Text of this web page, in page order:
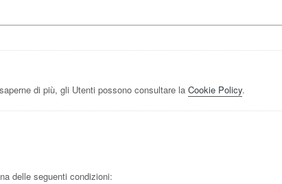
di più, gli Utenti possono consultare la Cookie Policy.
delle seguenti condizioni: